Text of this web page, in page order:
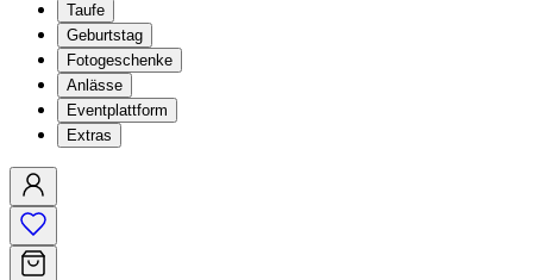
Taufe
Geburtstag
Fotogeschenke
Anlässe
Eventplattform
Extras